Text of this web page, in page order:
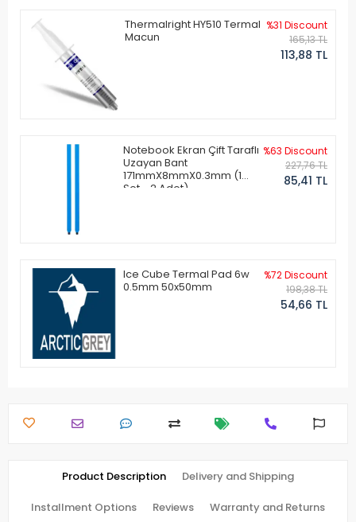
Thermalright HY510 Termal
Macun
%31 Discount
165,13 TL
113,88 TL
Notebook Ekran Çift Taraflı
Uzayan Bant
171mmX8mmX0.3mm (1
Set - 2 Adet)
%63 Discount
227,76 TL
85,41 TL
Ice Cube Termal Pad 6w
0.5mm 50x50mm
%72 Discount
198,38 TL
54,66 TL
Product Description Delivery and Shipping
Installment Options Reviews Warranty and Returns